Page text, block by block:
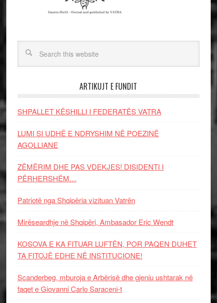
ARTIKUJT E FUNDIT
SHPALLET KËSHILLI I FEDERATËS VATRA
LUMI SI UDHË E NDRYSHIM NË POEZINË
AGOLLIANE
ZËMËRIM DHE PAS VDEKJES! DISIDENTI I
PËRHERSHËM…
Patriotë nga Shqipëria vizituan Vatrën
Mirëseardhje në Shqipëri, Ambasador Eric Wendt
KOSOVA E KA FITUAR LUFTËN, POR PAQEN DUHET
TA FITOJË EDHE NË INSTITUCIONE!
Scanderbeg, mburoja e Arbërisë dhe gjeniu ushtarak në
faqet e Giovanni Carlo Saraceni-t